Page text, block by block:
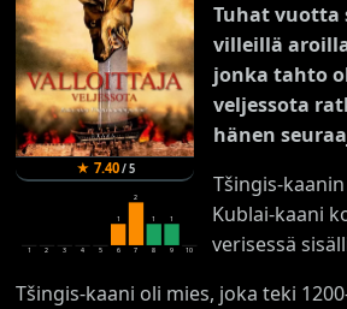
★ 7.40/5
1 2 3 4 5
1
6
2
7
1
8
1
9 10
Tuhat vuotta
villeillä
jonka tahto
veljessota
hänen
Tšingis-
Kublai-kaani
verisessä
Tšingis-kaani oli mies, joka teki